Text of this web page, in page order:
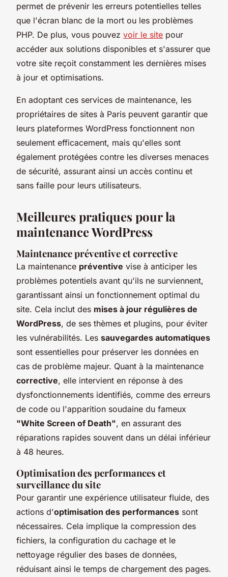
permet de prévenir les erreurs potentielles telles
que l'écran blanc de la mort ou les problèmes
PHP. De plus, vous pouvez voir le site pour
accéder aux solutions disponibles et s'assurer que
votre site reçoit constamment les dernières mises
à jour et optimisations.
En adoptant ces services de maintenance, les
propriétaires de sites à Paris peuvent garantir que
leurs plateformes WordPress fonctionnent non
seulement efficacement, mais qu'elles sont
également protégées contre les diverses menaces
de sécurité, assurant ainsi un accès continu et
sans faille pour leurs utilisateurs.
Meilleures pratiques pour la
maintenance WordPress
Maintenance préventive et corrective
La maintenance préventive vise à anticiper les
problèmes potentiels avant qu'ils ne surviennent,
garantissant ainsi un fonctionnement optimal du
site. Cela inclut des mises à jour régulières de
WordPress, de ses thèmes et plugins, pour éviter
les vulnérabilités. Les sauvegardes automatiques
sont essentielles pour préserver les données en
cas de problème majeur. Quant à la maintenance
corrective, elle intervient en réponse à des
dysfonctionnements identifiés, comme des erreurs
de code ou l'apparition soudaine du fameux
"White Screen of Death", en assurant des
réparations rapides souvent dans un délai inférieur
à 48 heures.
Optimisation des performances et
surveillance du site
Pour garantir une expérience utilisateur fluide, des
actions d'optimisation des performances sont
nécessaires. Cela implique la compression des
fichiers, la configuration du cachage et le
nettoyage régulier des bases de données,
réduisant ainsi le temps de chargement des pages.